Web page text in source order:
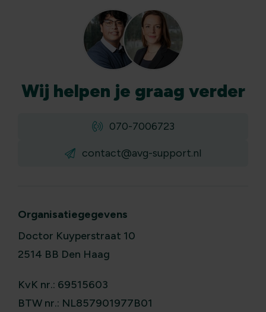
Wij helpen je graag verder
070-7006723
contact@avg-support.nl
Organisatiegegevens
Doctor Kuyperstraat 10
2514 BB Den Haag
KvK nr.: 69515603
BTW nr.: NL857901977B01